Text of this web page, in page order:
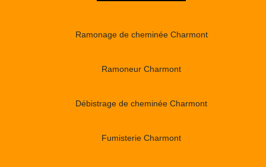
Ramonage de cheminée Charmont
Ramoneur Charmont
Débistrage de cheminée Charmont
Fumisterie Charmont